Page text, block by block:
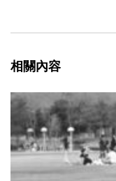
相關內容